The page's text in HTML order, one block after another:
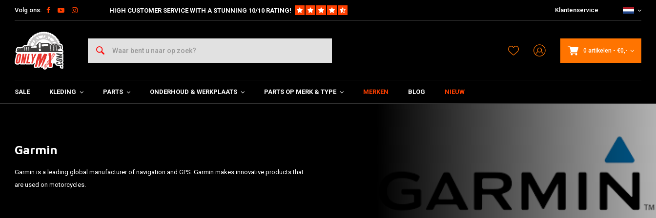
Volg ons: HIGH CUSTOMER SERVICE WITH A STUNNING 10/10 RATING! Klantenservice
0 artikelen - €0,-
SALE KLEDING PARTS ONDERHOUD & WERKPLAATS PARTS OP MERK & TYPE MERKEN BLOG NIEUW
Garmin
Garmin is a leading global manufacturer of navigation and GPS. Garmin makes innovative products that
are used on motorcycles.